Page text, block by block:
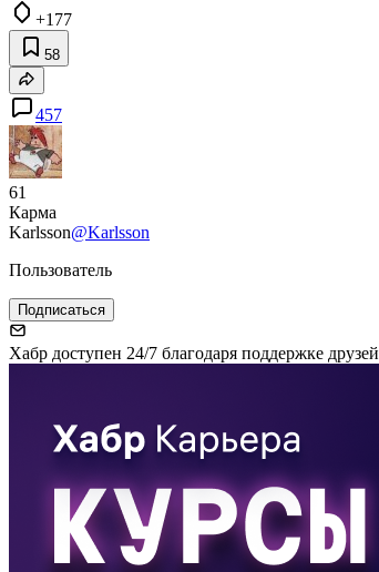
+177
58
457
61
Карма
Karlsson@Karlsson
Пользователь
Подписаться
Хабр доступен 24/7 благодаря поддержке друзей